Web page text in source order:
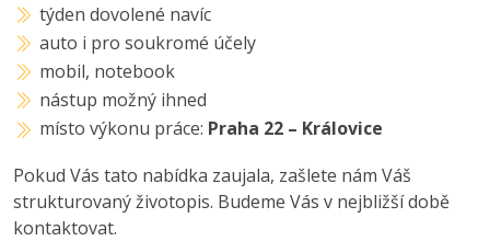
týden dovolené navíc
auto i pro soukromé účely
mobil, notebook
nástup možný ihned
místo výkonu práce: Praha 22 – Královice
Pokud Vás tato nabídka zaujala, zašlete nám Váš
strukturovaný životopis. Budeme Vás v nejbližší době
kontaktovat.